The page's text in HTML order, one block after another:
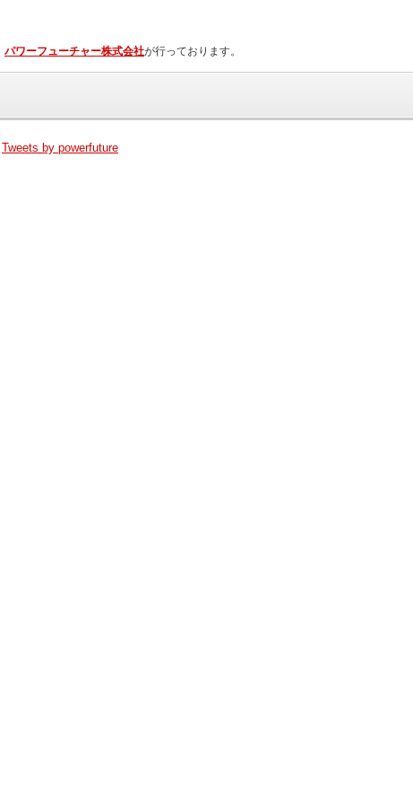
パワーフューチャー株式会社が行っております。
Tweets by powerfuture